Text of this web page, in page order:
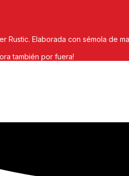
Rustic. Elaborada con sémola de
también por fuera!